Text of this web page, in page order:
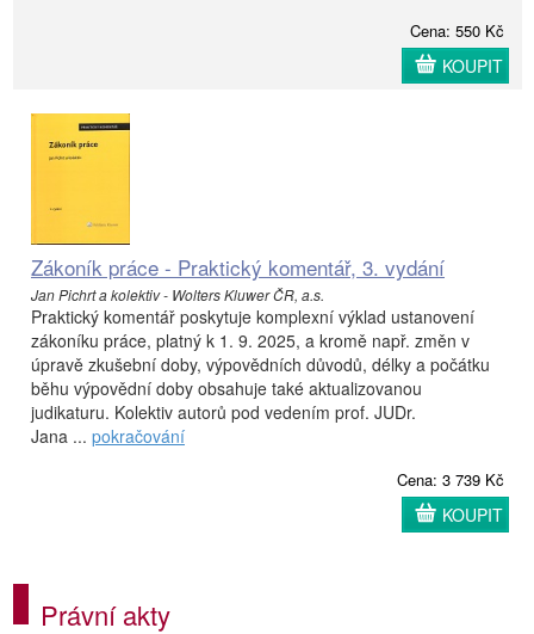
Cena: 550 Kč
KOUPIT
Zákoník práce - Praktický komentář, 3. vydání
Jan Pichrt a kolektiv - Wolters Kluwer ČR, a.s.
Praktický komentář poskytuje komplexní výklad ustanovení
zákoníku práce, platný k 1. 9. 2025, a kromě např. změn v
úpravě zkušební doby, výpovědních důvodů, délky a počátku
běhu výpovědní doby obsahuje také aktualizovanou
judikaturu. Kolektiv autorů pod vedením prof. JUDr.
Jana ... pokračování
Cena: 3 739 Kč
KOUPIT
Právní akty